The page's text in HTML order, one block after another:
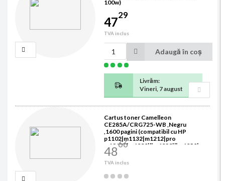
100w)
4729
TVA inclus
Adaugă în coș
Livrăm:
Vineri, 7 august
Cartus toner Camelleon
CE285A/CRG725-WB ,Negru
,1600 pagini (compatibil cu HP
p1102|m1132|m1212|pro
m1217|lbp6000|lbp6020|lbp6030|
mf3010)
4866
TVA inclus